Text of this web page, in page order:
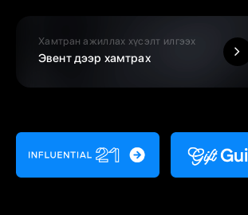
Хамтран ажиллах хүсэлт илгээх
Эвент дээр хамтрах